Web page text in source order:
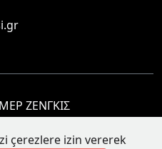
ΖΕΝΓΚΙΣ
67100
çerezlere izin vererek